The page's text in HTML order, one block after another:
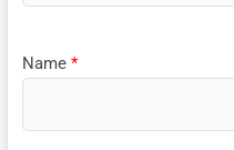
Name *